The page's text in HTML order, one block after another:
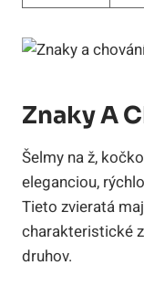
Znaky A
Šelmy na ž,
eleganciou,
Tieto zvieratá
charakteristické
druhov.